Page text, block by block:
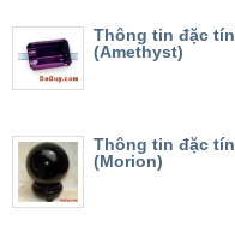
Thông tin đặc
(Amethyst)
Thông tin đặc
(Morion)